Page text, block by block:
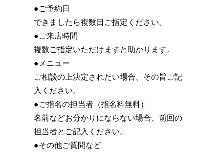
●ご予約日
できましたら複数日ご指定ください。
●ご来店時間
複数ご指定いただけますと助かります。
●メニュー
ご相談の上決定されたい場合、その旨ご記
入ください。
●ご指名の担当者（指名料無料）
名前などお分かりにならない場合、前回の
担当者とご記入ください。
●その他ご質問など